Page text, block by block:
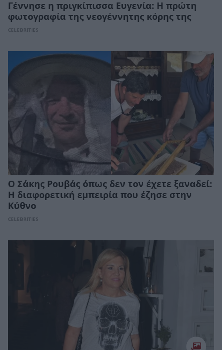
Γέννησε η πριγκίπισσα Ευγενία: Η πρώτη
φωτογραφία της νεογέννητης κόρης της
CELEBRITIES
Ο Σάκης Ρουβάς όπως δεν τον έχετε ξαναδεί:
Η διαφορετική εμπειρία που έζησε στην
Κύθνο
CELEBRITIES